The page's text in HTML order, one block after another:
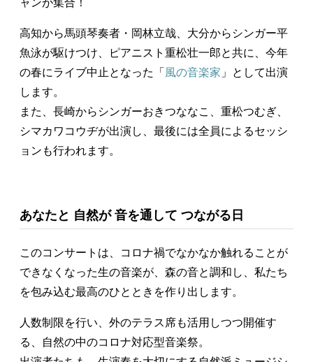
ャンが集合！
高知から馬頭琴奏者・岡林立哉、大分からシンガー平
魚泳が駆けつけ、ピアニスト重松壮一郎と共に、今年
の春にライブ中止となった「 風の音楽家 」として出演
します。
また、長崎からシンガーおきつななこ、重松つむぎ、
シマカワコウヂが出演し、最後には全員によるセッシ
ョンも行われます。
あなたと 自然が 音を通して つながる日
このコンサートは、コロナ禍でなかなか触れることが
できなくなった生の音楽が、森の音と調和し、私たち
を包み込む最高のひとときを作り出します。
人数制限を行い、外のテラス席も活用しつつ開催す
る、自然の中のコロナ対応型音楽祭。